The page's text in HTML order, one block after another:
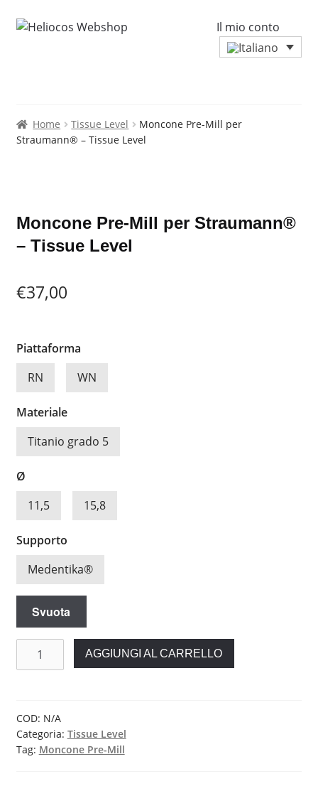
Il mio conto
Home Tissue Level
Moncone Pre-Mill per
Straumann® – Tissue Level
Zoom
Moncone Pre-Mill per Straumann®
– Tissue Level
€37,00
Piattaforma
RN
WN
Materiale
Titanio grado 5
Ø
11,5
15,8
Supporto
Medentika®
Svuota
Moncone
Straumann®
-
Tissue
AGGIUNGI AL CARRELLO
COD: N/A
Categoria: Tissue Level
Tag: Moncone Pre-Mill